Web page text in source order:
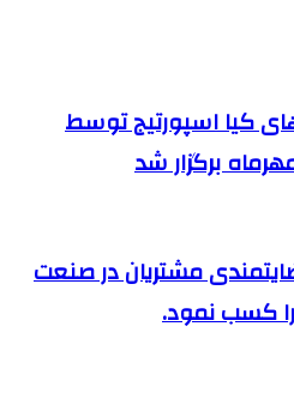
کیا اسپورتیج توسط
برگزار شد
مشتریان در صنعت
کسب نمود.